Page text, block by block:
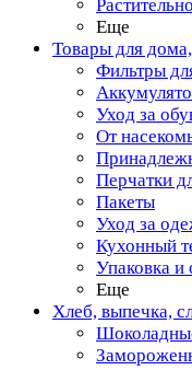
Еще
Товары для
Фильтры
Уход за
От
Перчатки
Пакеты
Уход за
Кухонный
Упаковка и
Еще
Хлеб, выпечка,